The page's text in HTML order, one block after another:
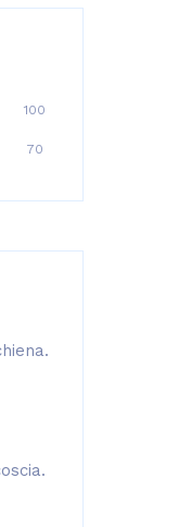
100
70